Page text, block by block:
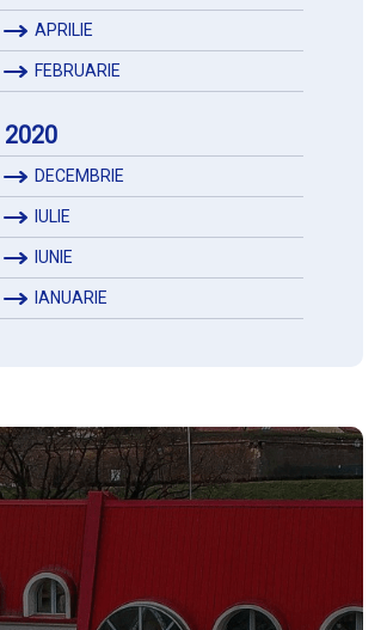
APRILIE
FEBRUARIE
2020
DECEMBRIE
IULIE
IUNIE
IANUARIE